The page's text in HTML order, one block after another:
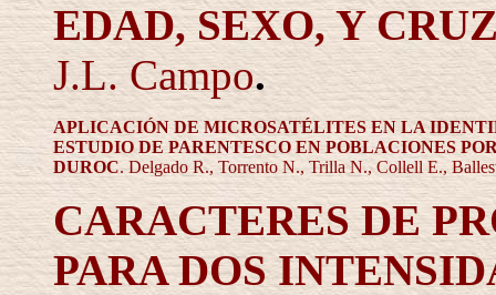
EDAD, SEXO, Y
J.L. Campo.
APLICACIÓN DE MICROSATÉLITES EN LA
ESTUDIO DE PARENTESCO EN POBLACIONES
DUROC.Delgado R., Torrento N., Trilla N., Collell E.,
CARACTERES DE
PARA DOS